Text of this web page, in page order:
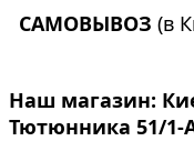
САМОВЫВОЗ (в
Наш магазин:
Тютюнника 51/1-